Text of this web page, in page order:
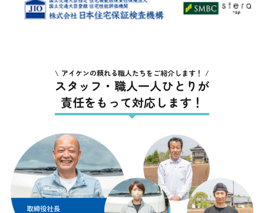
アイケンの頼れる職人たちをご紹介します！
スタッフ・職人一人ひとりが
責任をもって対応します！